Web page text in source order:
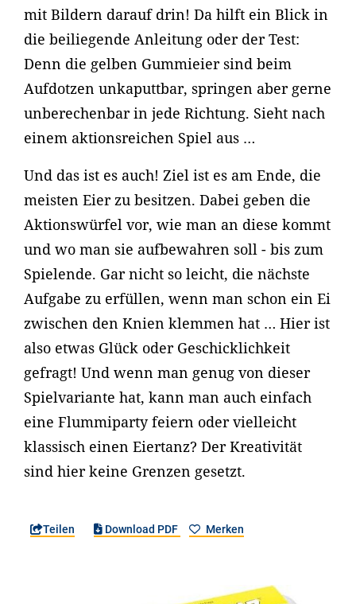
mit Bildern darauf drin! Da hilft ein Blick in
die beiliegende Anleitung oder der Test:
Denn die gelben Gummieier sind beim
Aufdotzen unkaputtbar, springen aber gerne
unberechenbar in jede Richtung. Sieht nach
einem aktionsreichen Spiel aus …
Und das ist es auch! Ziel ist es am Ende, die
meisten Eier zu besitzen. Dabei geben die
Aktionswürfel vor, wie man an diese kommt
und wo man sie aufbewahren soll - bis zum
Spielende. Gar nicht so leicht, die nächste
Aufgabe zu erfüllen, wenn man schon ein Ei
zwischen den Knien klemmen hat … Hier ist
also etwas Glück oder Geschicklichkeit
gefragt! Und wenn man genug von dieser
Spielvariante hat, kann man auch einfach
eine Flummiparty feiern oder vielleicht
klassisch einen Eiertanz? Der Kreativität
sind hier keine Grenzen gesetzt.
Teilen Download PDF Merken